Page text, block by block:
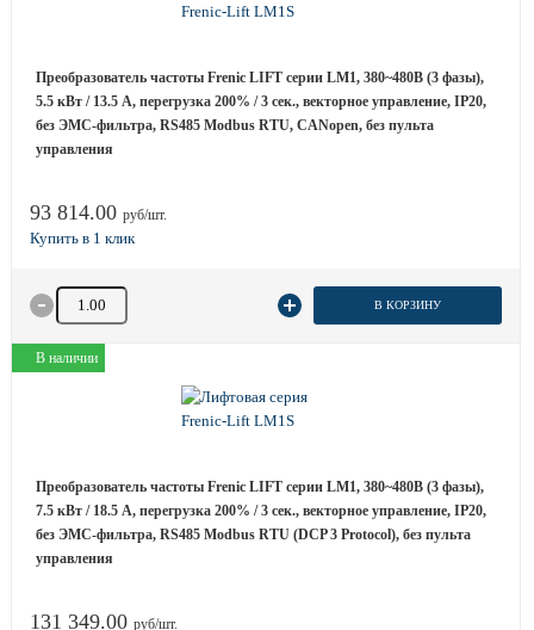
Преобразователь частоты Frenic LIFT серии LM1, 380~480B (3 фазы),
5.5 кВт / 13.5 A, перегрузка 200% / 3 сек., векторное управление, IP20,
без ЭМС-фильтра, RS485 Modbus RTU, CANopen, без пульта
управления
93 814.00 руб/шт.
Количество товара В КОРЗИНУ
В наличии
Преобразователь частоты Frenic LIFT серии LM1, 380~480B (3 фазы),
7.5 кВт / 18.5 A, перегрузка 200% / 3 сек., векторное управление, IP20,
без ЭМС-фильтра, RS485 Modbus RTU (DCP 3 Protocol), без пульта
управления
131 349.00 руб/шт.